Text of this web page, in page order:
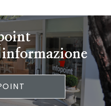
informazione